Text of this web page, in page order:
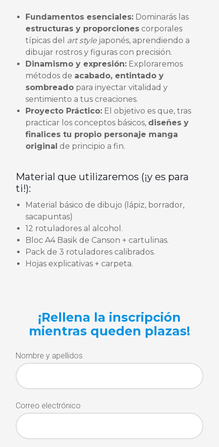
Fundamentos esenciales: Dominarás las
estructuras y proporciones corporales
típicas del art style japonés, aprendiendo a
dibujar rostros y figuras con precisión.
Dinamismo y expresión: Exploraremos
métodos de acabado, entintado y
sombreado para inyectar vitalidad y
sentimiento a tus creaciones.
Proyecto Práctico: El objetivo es que, tras
practicar los conceptos básicos, diseñes y
finalices tu propio personaje manga
original de principio a fin.
Material que utilizaremos (¡y es para
ti!):
Material básico de dibujo (lápiz, borrador,
sacapuntas)
12 rotuladores al alcohol.
Bloc A4 Basik de Canson + cartulinas.
Pack de 3 rotuladores calibrados.
Hojas explicativas + carpeta.
¡Rellena la inscripción
mientras queden plazas!
Nombre y apellidos
Correo electrónico